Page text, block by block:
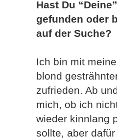
Hast Du
gefunden oder
auf der Suche?
Ich bin mit
blond
zufrieden. Ab
mich, ob ich
wieder kinnlang
sollte, aber